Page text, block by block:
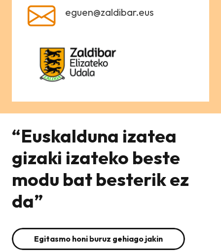
eguen@zaldibar.eus
“Euskalduna izatea
gizaki izateko beste
modu bat besterik ez
da”
Egitasmo honi buruz gehiago jakin